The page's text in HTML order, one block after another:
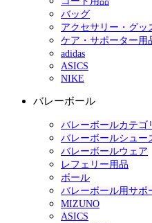
バッグ
アクセサリー・グッ
ケア・サポーター用
adidas
ASICS
NIKE
バレーボール
バレーボールカテゴ
バレーボールシュー
バレーボールウェア
レフェリー用品
ボール
バレーボール用サポ
MIZUNO
ASICS